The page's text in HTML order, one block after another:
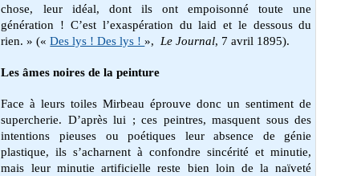
chose, leur idéal, dont ils ont empoisonné toute une
génération ! C’est l’exaspération du laid et le dessous du
rien. » («Des lys ! Des lys !», Le Journal, 7 avril 1895).
Les âmes noires de la peinture
Face à leurs toiles Mirbeau éprouve donc un sentiment de
supercherie. D’après lui ; ces peintres, masquent sous des
intentions pieuses ou poétiques leur absence de génie
plastique, ils s’acharnent à confondre sincérité et minutie,
mais leur minutie artificielle reste bien loin de la naïveté